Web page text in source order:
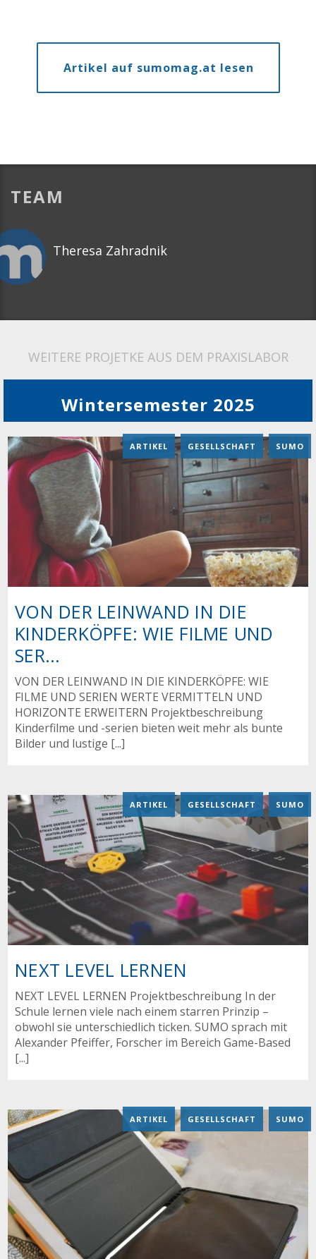
Artikel auf sumomag.at lesen
TEAM
Theresa Zahradnik
WEITERE PROJETKE AUS DEM PRAXISLABOR
Wintersemester 2025
VON DER LEINWAND IN DIE
KINDERKÖPFE: WIE FILME UND
SER...
ARTIKEL , GESELLSCHAFT , SUMO
VON DER LEINWAND IN DIE KINDERKÖPFE: WIE
FILME UND SERIEN WERTE VERMITTELN UND
HORIZONTE ERWEITERN Projektbeschreibung
Kinderfilme und -serien bieten weit mehr als bunte
Bilder und lustige [...]
NEXT LEVEL LERNEN
ARTIKEL , GESELLSCHAFT , SUMO
NEXT LEVEL LERNEN Projektbeschreibung In der
Schule lernen viele nach einem starren Prinzip –
obwohl sie unterschiedlich ticken. SUMO sprach mit
Alexander Pfeiffer, Forscher im Bereich Game-Based
[...]
ARTIKEL , GESELLSCHAFT , SUMO